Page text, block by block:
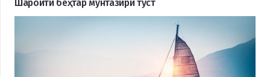
Шароити беҳтар мунтазири туст